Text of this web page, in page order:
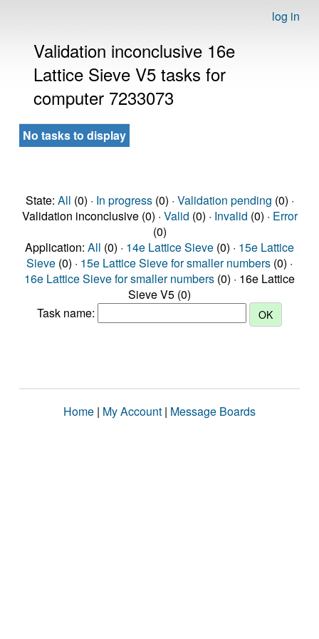
log in
Validation inconclusive 16e
Lattice Sieve V5 tasks for
computer 7233073
No tasks to display
State: All (0) · In progress(0) · Validation pending (0) ·
Validation inconclusive (0) · Valid (0) · Invalid (0) · Error
(0)
Application: All (0) · 14e Lattice Sieve (0) · 15e Lattice
Sieve (0) · 15e Lattice Sieve for smaller numbers (0) ·
16e Lattice Sieve for smaller numbers (0) · 16e Lattice
Sieve V5 (0)
Task name:
Home | My Account | Message Boards